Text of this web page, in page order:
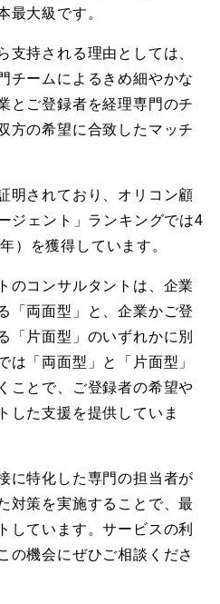
最大級です。
支持される理由としては、
チームによるきめ細やかな
とご登録者を経理専門のチ
方の希望に合致したマッチ
明されており、オリコン顧
ジェント」ランキングでは4
）を獲得しています。
のコンサルタントは、企業
「両面型」と、企業かご登
「片面型」のいずれかに別
は「両面型」と「片面型」
ことで、ご登録者の希望や
した支援を提供していま
に特化した専門の担当者が
対策を実施することで、最
しています。サービスの利
の機会にぜひご相談くださ